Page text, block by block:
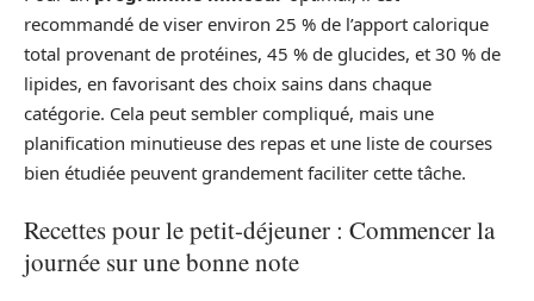
recommandé de viser environ 25 % de l’apport calorique
total provenant de protéines, 45 % de glucides, et 30 % de
lipides, en favorisant des choix sains dans chaque
catégorie. Cela peut sembler compliqué, mais une
planification minutieuse des repas et une liste de courses
bien étudiée peuvent grandement faciliter cette tâche.
Recettes pour le petit-déjeuner : Commencer la
journée sur une bonne note